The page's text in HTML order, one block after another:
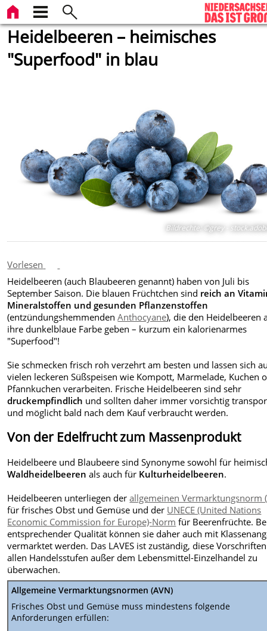
Heidelbeeren – heimisches
"Superfood" in blau
Bildrechte: ©grey -
Vorlesen
Heidelbeeren (auch Blaubeeren genannt) haben von Juli bis
September Saison. Die blauen Früchtchen sind reich an
Mineralstoffen und gesunden Pflanzenstoffen
(entzündungshemmendenAnthocyane), die den Heidelbeeren
ihre dunkelblaue Farbe geben – kurzum ein kalorienarmes
"Superfood"!
Sie schmecken frisch roh verzehrt am besten und lassen sich
vielen leckeren Süßspeisen wie Kompott, Marmelade, Kuchen
Pfannkuchen verarbeiten. Frische Heidelbeeren sind sehr
druckempfindlich und sollten daher immer vorsichtig
und möglicht bald nach dem Kauf verbraucht werden.
Von der Edelfrucht zum Massenprodukt
Heidelbeere und Blaubeere sind Synonyme sowohl für
Waldheidelbeeren als auch für Kulturheidelbeeren.
Heidelbeeren unterliegen derallgemeinen Vermarktungsnorm
für frisches Obst und Gemüse und der UNECE (United Nations
Economic Commission for Europe)-Norm für Beerenfrüchte.
entsprechender Qualität können sie daher auch mit
vermarktet werden. Das LAVES ist zuständig, diese
allen Handelsstufen außer dem Lebensmittel-Einzelhandel zu
überwachen.
Allgemeine Vermarktungsnormen (AVN)
Frisches Obst und Gemüse muss mindestens folgende
Anforderungen erfüllen: